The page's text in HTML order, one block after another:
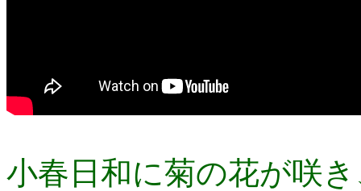
小春日和に菊の花が咲